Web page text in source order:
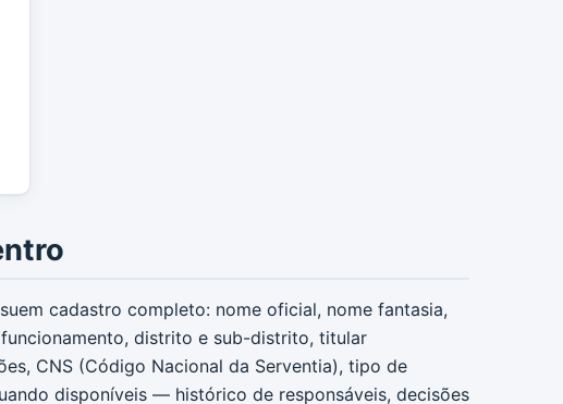
cadastro completo: nome oficial, nome fantasia,
distrito e sub-distrito, titular
CNS (Código Nacional da Serventia), tipo de
disponíveis — histórico de responsáveis, decisões